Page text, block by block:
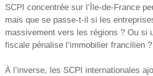
SCPI concentrée sur l’Île-de-France
mais que se passe-t-il si les
massivement vers les régions ? Ou si
fiscale pénalise l’immobilier francilien ?
À l’inverse, les SCPI internationales